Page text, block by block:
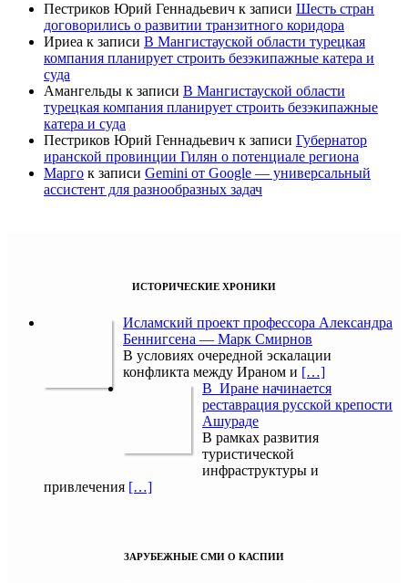
Пестриков Юрий Геннадьевич к записи Шесть стран
договорились о развитии транзитного коридора
Ириеа к записи В Мангистауской области турецкая
компания планирует строить безэкипажные катера и
суда
Амангельды к записи В Мангистауской области
турецкая компания планирует строить безэкипажные
катера и суда
Пестриков Юрий Геннадьевич к записи Губернатор
иранской провинции Гилян о потенциале региона
Марго к записи Gemini от Google — универсальный
ассистент для разнообразных задач
ИСТОРИЧЕСКИЕ ХРОНИКИ
Исламский проект профессора Александра
Беннигсена — Марк Смирнов
В условиях очередной эскалации
конфликта между Ираном и […]
В Иране начинается
реставрация русской крепости
Ашураде
В рамках развития
туристической
инфраструктуры и
привлечения […]
ЗАРУБЕЖНЫЕ СМИ О КАСПИИ